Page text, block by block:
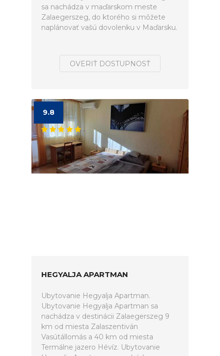
sa nachádza v maďarskom meste
Zalaegerszeg, do ktorého si môžete
naplánovať vašú dovolenku v Maďarsku.
OVERIŤ DOSTUPNOSŤ
9.8
HEGYALJA APARTMAN
Ubytovanie Hegyalja Apartman.
Ubytovanie Hegyalja Apartman sa
nachádza v destinácii Zalaegerszeg 9
km od miesta Zalaszentiván
Vasútállomás a 40 km od miesta
Termálne jazero Hévíz. Ubytovanie